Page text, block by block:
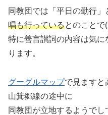
同教団では「平日の勤行」
唱も行っているとのことで
特に善言讃詞の内容は気
ります。
グーグルマップで見ますと
山箕郷線の途中に
同教団が立地するようで